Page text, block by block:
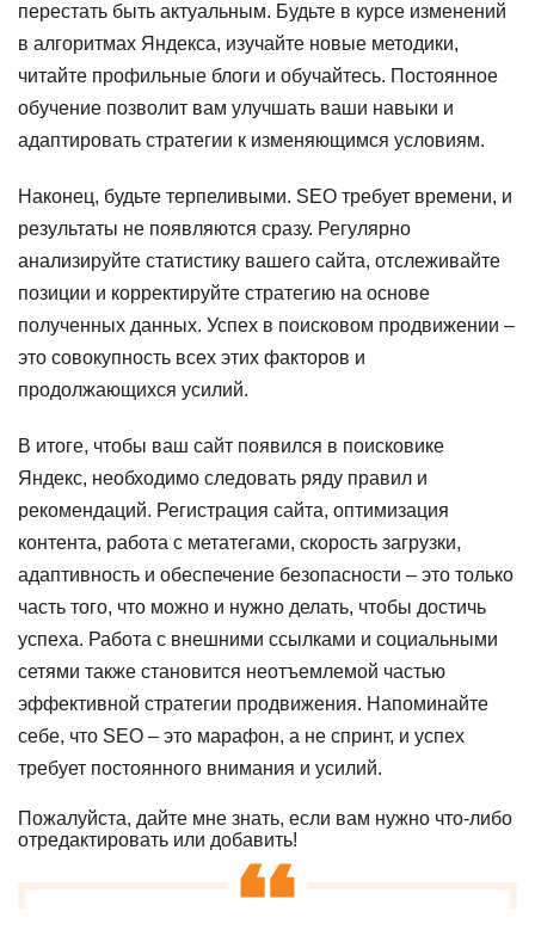
перестать быть актуальным. Будьте в курсе изменений
в алгоритмах Яндекса, изучайте новые методики,
читайте профильные блоги и обучайтесь. Постоянное
обучение позволит вам улучшать ваши навыки и
адаптировать стратегии к изменяющимся условиям.
Наконец, будьте терпеливыми. SEO требует времени, и
результаты не появляются сразу. Регулярно
анализируйте статистику вашего сайта, отслеживайте
позиции и корректируйте стратегию на основе
полученных данных. Успех в поисковом продвижении –
это совокупность всех этих факторов и
продолжающихся усилий.
В итоге, чтобы ваш сайт появился в поисковике
Яндекс, необходимо следовать ряду правил и
рекомендаций. Регистрация сайта, оптимизация
контента, работа с метатегами, скорость загрузки,
адаптивность и обеспечение безопасности – это только
часть того, что можно и нужно делать, чтобы достичь
успеха. Работа с внешними ссылками и социальными
сетями также становится неотъемлемой частью
эффективной стратегии продвижения. Напоминайте
себе, что SEO – это марафон, а не спринт, и успех
требует постоянного внимания и усилий.
Пожалуйста, дайте мне знать, если вам нужно что-либо
отредактировать или добавить!